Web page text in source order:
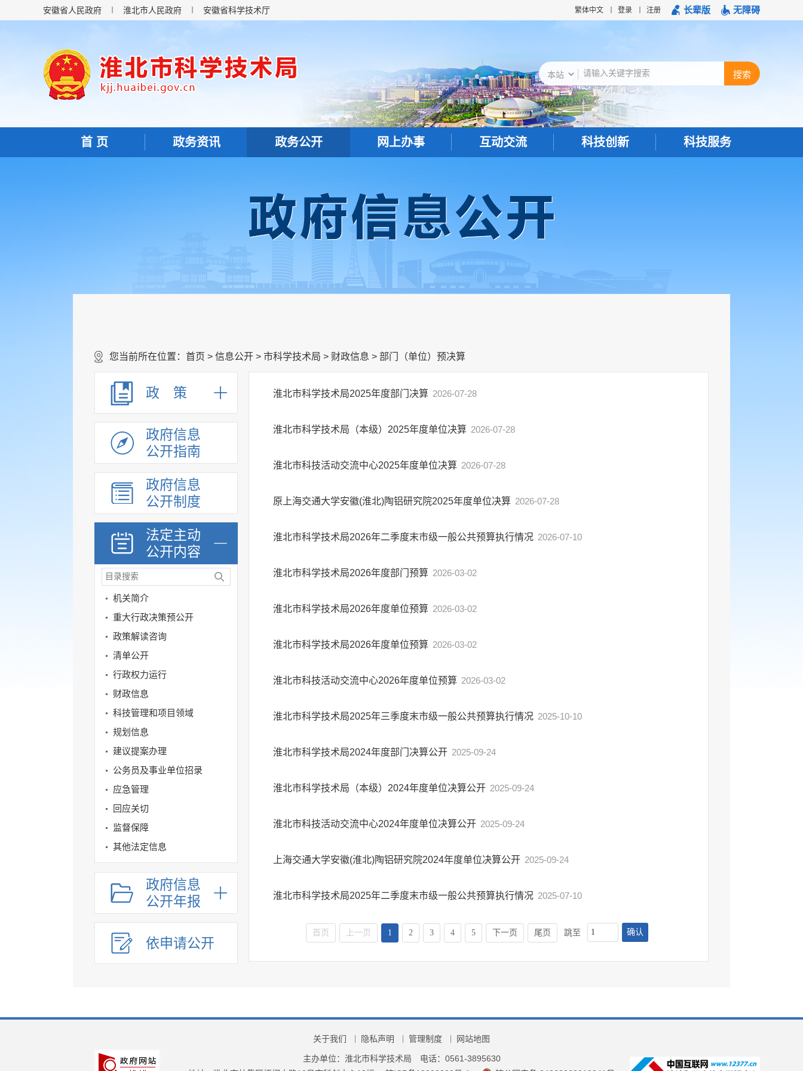
安徽省人民政府 淮北市人民政府 安徽省科学技术厅 繁体中文 登录 注册 长辈版 无障碍
首 页 政务资讯 政务公开 网上办事 互动交流 科技创新 科技服务
您当前所在位置： 首页 > 信息公开 > 市科学技术局 > 财政信息 > 部门（单位）预决算
政 策
政府信息
公开指南
政府信息
公开制度
法定主动
公开内容
机关简介
重大行政决策预公开
政策解读咨询
清单公开
行政权力运行
财政信息
科技管理和项目领域
规划信息
建议提案办理
公务员及事业单位招录
应急管理
回应关切
监督保障
其他法定信息
政府信息
公开年报
依申请公开
淮北市科学技术局2025年度部门决算 2026-07-28
淮北市科学技术局（本级）2025年度单位决算 2026-07-28
淮北市科技活动交流中心2025年度单位决算 2026-07-28
原上海交通大学安徽(淮北)陶铝研究院2025年度单位决算 2026-07-28
淮北市科学技术局2026年二季度末市级一般公共预算执行情况 2026-07-10
淮北市科学技术局2026年度部门预算 2026-03-02
淮北市科学技术局2026年度单位预算 2026-03-02
淮北市科学技术局2026年度单位预算 2026-03-02
淮北市科技活动交流中心2026年度单位预算 2026-03-02
淮北市科学技术局2025年三季度末市级一般公共预算执行情况 2025-10-10
淮北市科学技术局2024年度部门决算公开 2025-09-24
淮北市科学技术局（本级）2024年度单位决算公开 2025-09-24
淮北市科技活动交流中心2024年度单位决算公开 2025-09-24
上海交通大学安徽(淮北)陶铝研究院2024年度单位决算公开 2025-09-24
淮北市科学技术局2025年二季度末市级一般公共预算执行情况 2025-07-10
首页 上一页 1 2 3 4 5 下一页 尾页 跳至 确认
关于我们 隐私声明 管理制度 网站地图
主办单位：淮北市科学技术局
电话：0561-3895630